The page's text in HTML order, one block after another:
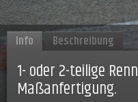
Info Beschreibung
1- oder 2-teilige
Maßanfertigung.